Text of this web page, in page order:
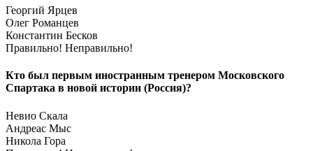
Георгий Ярцев
Олег Романцев
Константин Бесков
Правильно! Неправильно!
Кто был первым иностранным тренером Московского
Спартака в новой истории (Россия)?
Невио Скала
Андреас Мыс
Никола Гора